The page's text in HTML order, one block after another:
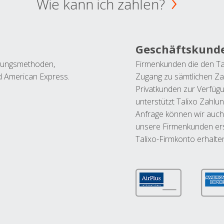
Wie kann ich zahlen?
American Express.
Firmenkunden die den
Zugang zu sämtlichen
Privatkunden zur
unterstützt Talixo
Anfrage können wir
unsere Firmenkunden
Talixo-Firmkonto